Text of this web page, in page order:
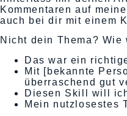
Kommentaren auf
auch bei dir mit einem
Nicht dein Thema? Wie
Das war ein
Mit [bekannte
überraschend gut
Diesen Skill will
Mein nutzlosestes